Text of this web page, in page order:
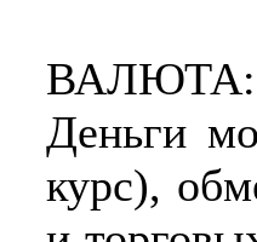
ВАЛЮТА:
Деньги
курс),